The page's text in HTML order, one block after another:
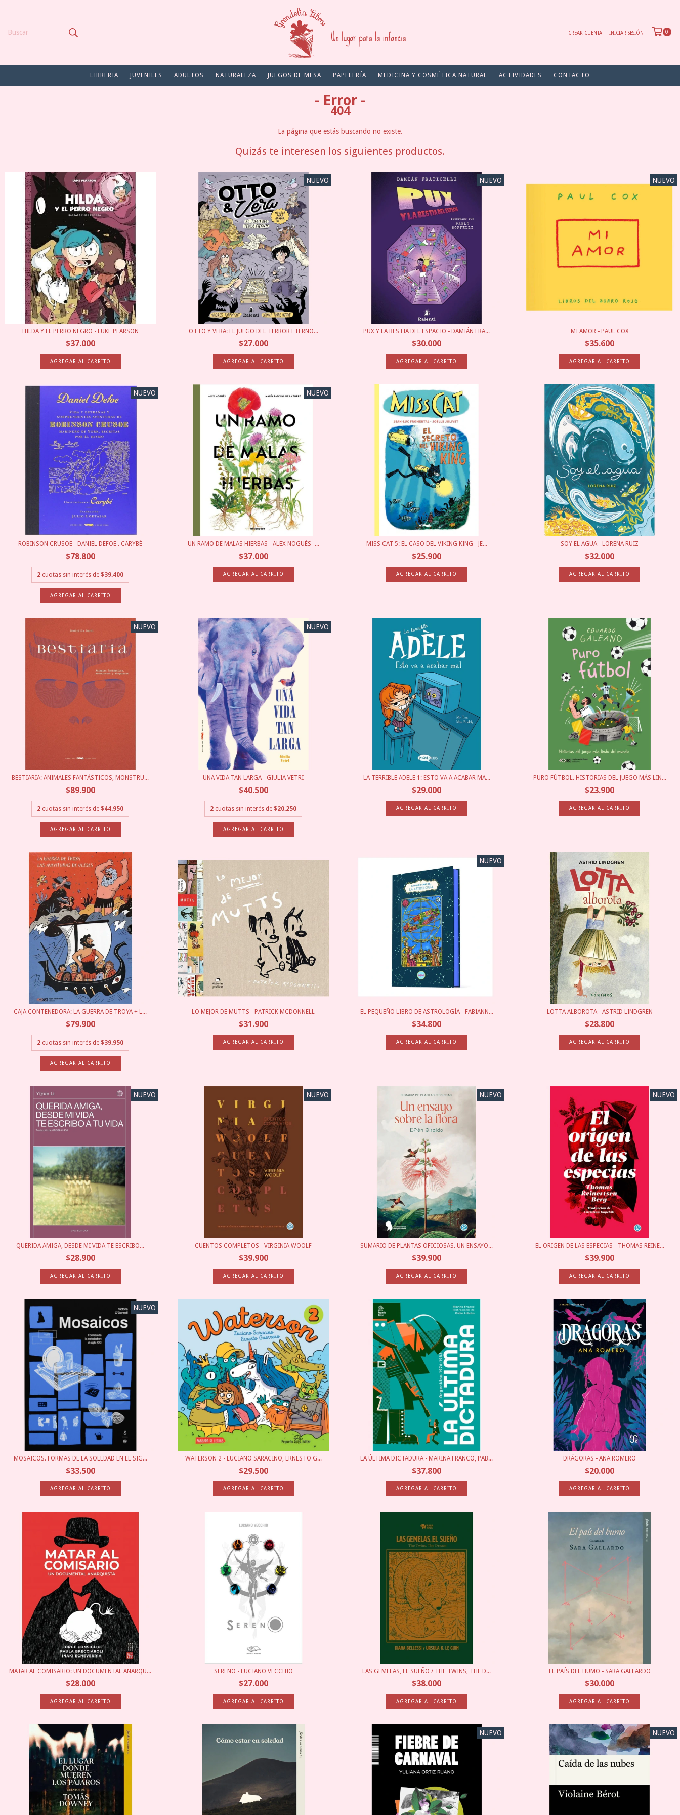
CREAR CUENTA INICIAR SESIÓN 0
LIBRERIA JUVENILES ADULTOS NATURALEZA JUEGOS DE MESA PAPELERÍA MEDICINA Y COSMÉTICA NATURAL ACTIVIDADES CONTACTO
- Error -
404
La página que estás buscando no existe.
Quizás te interesen los siguientes productos.
HILDA Y EL PERRO NEGRO - LUKE PEARSON
$37.000
NUEVO
OTTO Y VERA: EL JUEGO DEL TERROR ETERNO...
$27.000
NUEVO
PUX Y LA BESTIA DEL ESPACIO - DAMIÁN FRA...
$30.000
NUEVO
MI AMOR - PAUL COX
$35.600
NUEVO
ROBINSON CRUSOE - DANIEL DEFOE . CARYBÉ
$78.800
2 cuotas sin interés de$39.400
NUEVO
UN RAMO DE MALAS HIERBAS - ALEX NOGUÉS -...
$37.000
MISS CAT 5: EL CASO DEL VIKING KING - JE...
$25.900
SOY EL AGUA - LORENA RUIZ
$32.000
NUEVO
BESTIARIA: ANIMALES FANTÁSTICOS, MONSTRU...
$89.900
2 cuotas sin interés de$44.950
NUEVO
UNA VIDA TAN LARGA - GIULIA VETRI
$40.500
2 cuotas sin interés de$20.250
LA TERRIBLE ADELE 1: ESTO VA A ACABAR MA...
$29.000
PURO FÚTBOL. HISTORIAS DEL JUEGO MÁS LIN...
$23.900
CAJA CONTENEDORA: LA GUERRA DE TROYA + L...
$79.900
2 cuotas sin interés de$39.950
LO MEJOR DE MUTTS - PATRICK MCDONNELL
$31.900
NUEVO
EL PEQUEÑO LIBRO DE ASTROLOGÍA - FABIANN...
$34.800
LOTTA ALBOROTA - ASTRID LINDGREN
$28.800
NUEVO
QUERIDA AMIGA, DESDE MI VIDA TE ESCRIBO...
$28.900
NUEVO
CUENTOS COMPLETOS - VIRGINIA WOOLF
$39.900
NUEVO
SUMARIO DE PLANTAS OFICIOSAS. UN ENSAYO...
$39.900
NUEVO
EL ORIGEN DE LAS ESPECIAS - THOMAS REINE...
$39.900
NUEVO
MOSAICOS. FORMAS DE LA SOLEDAD EN EL SIG...
$33.500
WATERSON 2 - LUCIANO SARACINO, ERNESTO G...
$29.500
LA ÚLTIMA DICTADURA - MARINA FRANCO, PAB...
$37.800
DRÁGORAS - ANA ROMERO
$20.000
MATAR AL COMISARIO: UN DOCUMENTAL ANARQU...
$28.000
SERENO - LUCIANO VECCHIO
$27.000
LAS GEMELAS, EL SUEÑO / THE TWINS, THE D...
$38.000
EL PAÍS DEL HUMO - SARA GALLARDO
$30.000
NUEVO NUEVO